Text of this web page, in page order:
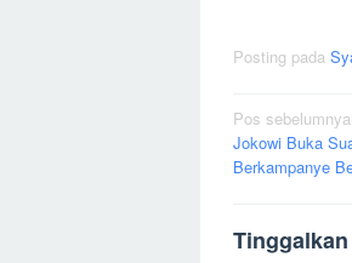
Posting pada
Navigasi
pos
Pos sebelumnya
Jokowi Buka
Berkampanye